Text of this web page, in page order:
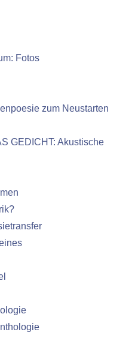
Fotos
zum Neustarten
GEDICHT: Akustische